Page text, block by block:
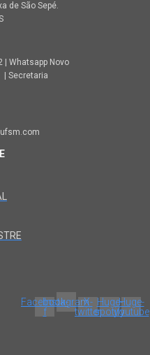
de São Sepé.
| Whatsapp Novo
Secretaria
Facebook-
f
InstagramX-
twitter
Huge-
spotify
Huge-
youtube